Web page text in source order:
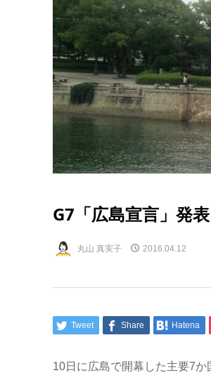
G7「広島宣言」発
丸山 真実子 2016.04.12
Tweet Share Hatena
10日に広島で開幕した主要7